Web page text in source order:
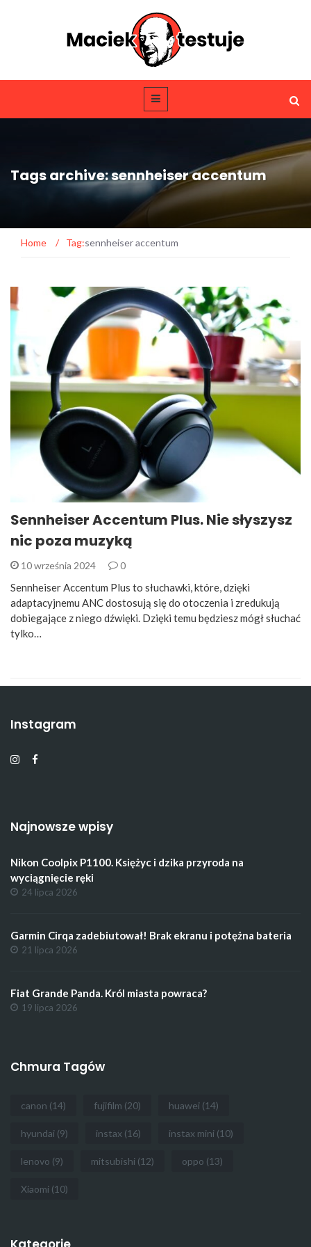
Tags archive: sennheiser accentum
Home / Tag:sennheiser accentum
Sennheiser Accentum Plus. Nie słyszysz
nic poza muzyką
10 września 2024 0
Sennheiser Accentum Plus to słuchawki, które, dzięki
adaptacyjnemu ANC dostosują się do otoczenia i zredukują
dobiegające z niego dźwięki. Dzięki temu będziesz mógł słuchać
tylko…
Instagram
Najnowsze wpisy
Nikon Coolpix P1100. Księżyc i dzika przyroda na
wyciągnięcie ręki
24 lipca 2026
Garmin Cirqa zadebiutował! Brak ekranu i potężna bateria
21 lipca 2026
Fiat Grande Panda. Król miasta powraca?
19 lipca 2026
Chmura Tagów
canon (14) fujifilm (20) huawei (14)
hyundai (9) instax (16) instax mini (10)
lenovo (9) mitsubishi (12) oppo (13)
Xiaomi (10)